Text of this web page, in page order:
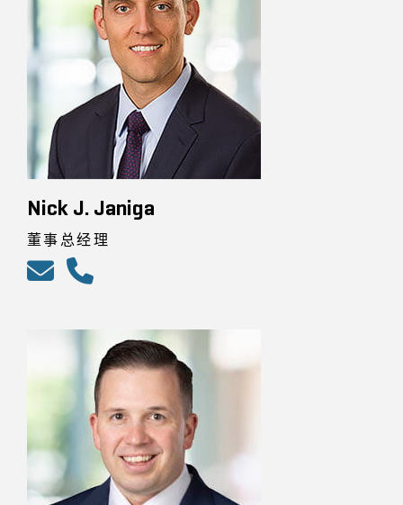
Nick J. Janiga
董事总经理